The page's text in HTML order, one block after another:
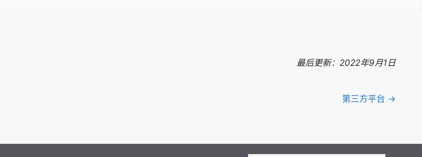
最后更新：2022年9月1日
第三方平台 →